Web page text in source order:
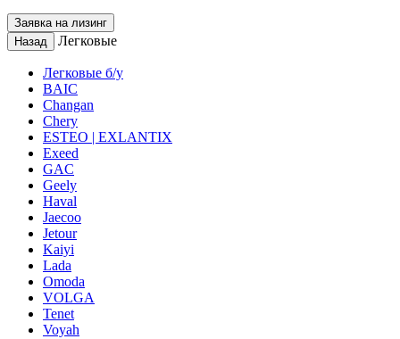
Заявка на лизинг
Назад
Легковые
Легковые б/у
BAIC
Changan
Chery
ESTEO | EXLANTIX
Exeed
GAC
Geely
Haval
Jaecoo
Jetour
Kaiyi
Lada
Omoda
VOLGA
Tenet
Voyah